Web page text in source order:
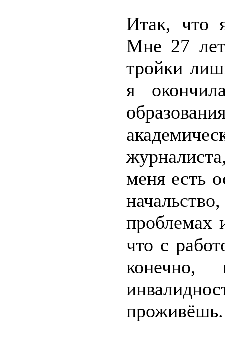
Итак, что
Мне 27
тройки
я
меня есть
проблемах
что с
проживёшь.